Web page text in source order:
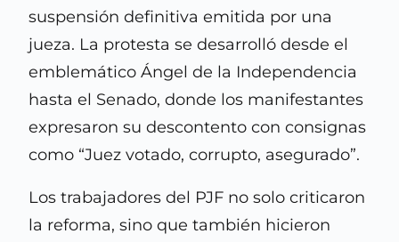
suspensión definitiva emitida por una
jueza. La protesta se desarrolló desde el
emblemático Ángel de la Independencia
hasta el Senado, donde los manifestantes
expresaron su descontento con consignas
como “Juez votado, corrupto, asegurado”.
Los trabajadores del PJF no solo criticaron
la reforma, sino que también hicieron